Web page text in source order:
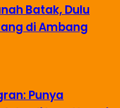
Batak, Dulu
di Ambang
Punya